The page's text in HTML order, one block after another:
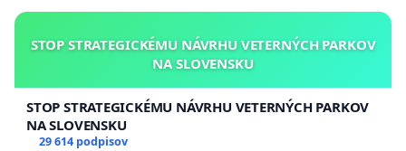
STOP STRATEGICKÉMU NÁVRHU VETERNÝCH PARKOV
NA SLOVENSKU
STOP STRATEGICKÉMU NÁVRHU VETERNÝCH PARKOV
NA SLOVENSKU
29 614 podpisov